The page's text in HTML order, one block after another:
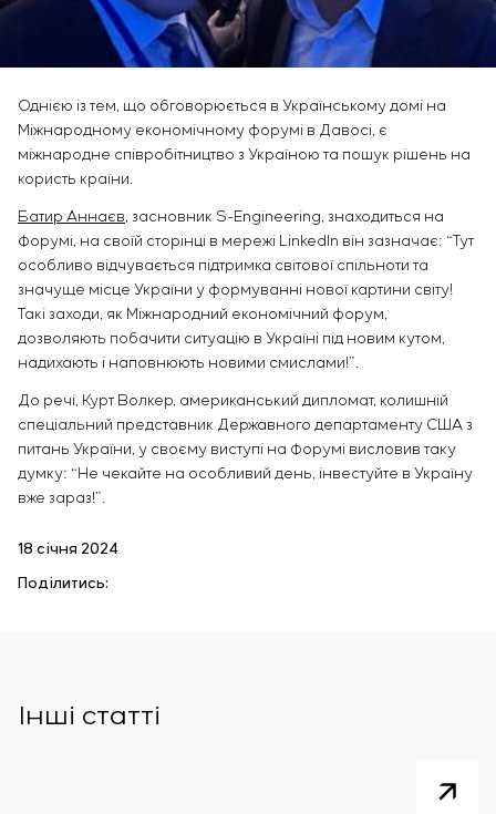
замовника
Сервісне обслуговування
Управління проєктами
Аутсорсинг
Консалтингові послуги
Індивідуальна розробка та випробування
щитового обладнання
Розробка математичних моделей об’єктів
управління
Розробка спеціальних алгоритмів
Розробка систем управління
Енергоаудит
Інфраструктура
Хімічна промисловість
Цементна промисловість
Sivacon S8
Simoprime
Вакансії
Стажування
КОНТАКТИ
Однією із тем, що обговорюється в Українському домі на
Міжнародному економічному форумі в Давосі, є
міжнародне співробітництво з Україною та пошук рішень на
користь країни.
Батир Аннаєв, засновник S-Engineering, знаходиться на
Форумі, на своїй сторінці в мережі LinkedIn він зазначає: “Тут
особливо відчувається підтримка світової спільноти та
значуще місце України у формуванні нової картини світу!
Такі заходи, як Міжнародний економічний форум,
дозволяють побачити ситуацію в Україні під новим кутом,
надихають і наповнюють новими смислами!”.
До речі, Курт Волкер, американський дипломат, колишній
спеціальний представник Державного департаменту США з
питань України, у своєму виступі на Форумі висловив таку
думку: “Не чекайте на особливий день, інвестуйте в Україну
вже зараз!”.
18 січня 2024
Поділитись:
Інші статті